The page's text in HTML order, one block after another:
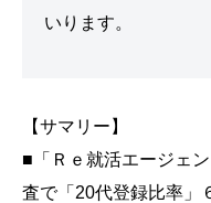
いります。
【サマリー】
■「Ｒｅ就活エージェ
査で「 20代登録比率」